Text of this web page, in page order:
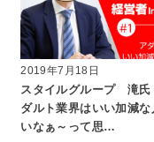
2019年7月18日
スタイルグループ 滝氏
ダルト業界はいい加減な
いなぁ～って思…